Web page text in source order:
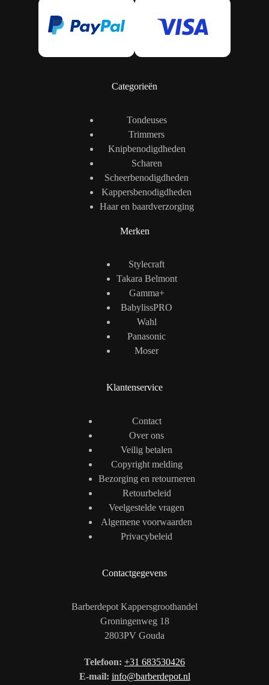
Categorieën
Tondeuses
Trimmers
Knipbenodigdheden
Scharen
Scheerbenodigdheden
Kappersbenodigdheden
Haar en baardverzorging
Merken
Stylecraft
Takara Belmont
Gamma+
BabylissPRO
Wahl
Panasonic
Moser
Klantenservice
Contact
Over ons
Veilig betalen
Copyright melding
Bezorging en retourneren
Retourbeleid
Veelgestelde vragen
Algemene voorwaarden
Privacybeleid
Contactgegevens
Barberdepot Kappersgroothandel
Groningenweg 18
2803PV Gouda
Telefoon: +31 683530426
E-mail: info@barberdepot.nl